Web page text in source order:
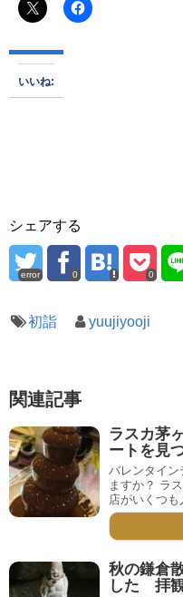
いいね:
シェアする
error 0 0
初詣 yuujiyooji
関連記事
ラスカ茅
ートを見
バレンタイン
ますか？ ラ
店がいくつも
秋の鎌倉
した 拝